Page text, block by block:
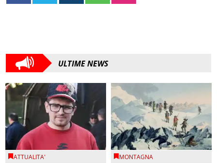
ULTIME NEWS
ATTUALITA' MONTAGNA